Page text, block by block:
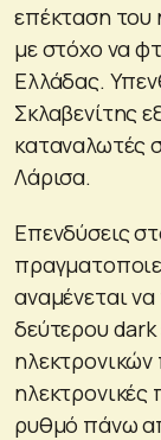
επέκταση του
με στόχο να
Ελλάδας.
Σκλαβενίτης
καταναλωτές
Λάρισα.
Επενδύσεις
αναμένεται
δεύτερου
ρυθμό πάνω